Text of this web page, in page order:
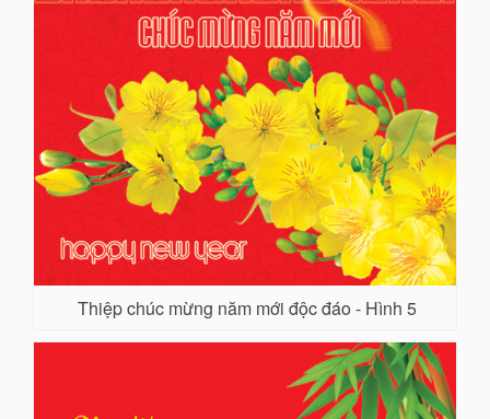
Thiệp chúc mừng năm mới độc đáo - Hình 5